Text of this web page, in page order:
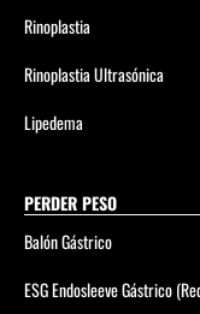
Rinoplastia
Rinoplastia Ultrasónica
Lipedema
PERDER PESO
Balón Gástrico
ESG Endosleeve Gástrico